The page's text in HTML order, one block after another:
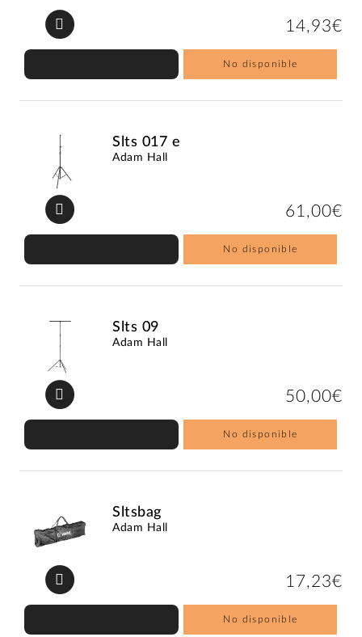
14,93€
No disponible
Slts 017 e
Adam Hall
61,00€
No disponible
Slts 09
Adam Hall
50,00€
No disponible
Sltsbag
Adam Hall
17,23€
No disponible